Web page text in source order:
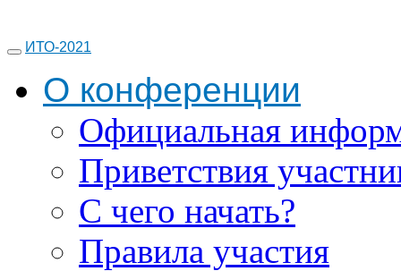
ИТО-2021
О конференции
Официальная
Приветствия
С чего начать?
Правила участия